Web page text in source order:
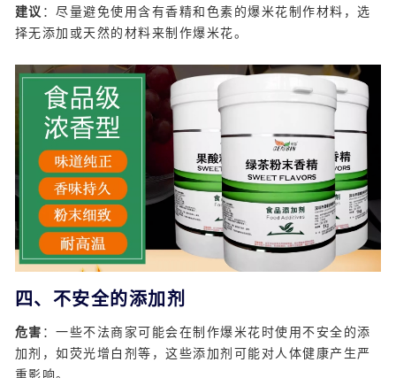
建议 ：尽量避免使用含有香精和色素的爆米花制作材料，选
择无添加或天然的材料来制作爆米花。
四、不安全的添加剂
危害 ：一些不法商家可能会在制作爆米花时使用不安全的添
加剂，如荧光增白剂等，这些添加剂可能对人体健康产生严
重影响。